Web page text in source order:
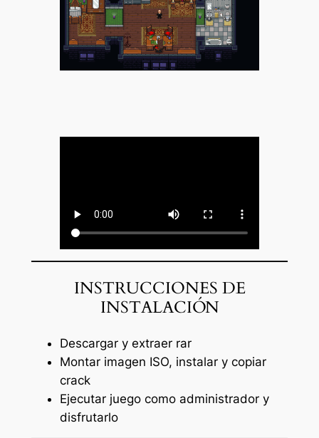
INSTRUCCIONES DE
INSTALACIÓN
Descargar y extraer rar
Montar imagen ISO, instalar y copiar
crack
Ejecutar juego como administrador y
disfrutarlo